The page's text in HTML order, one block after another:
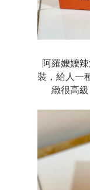
阿羅嬤嬤
裝，給人一
緻很高